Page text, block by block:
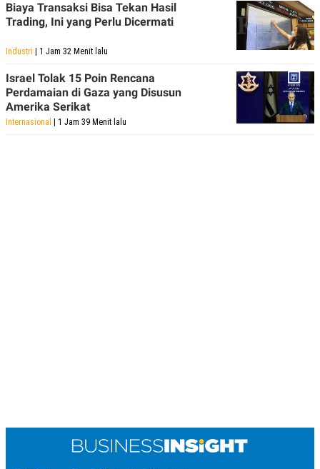
Biaya Transaksi Bisa Tekan Hasil
Trading, Ini yang Perlu Dicermati
Industri | 1 Jam 32 Menit lalu
Israel Tolak 15 Poin Rencana
Perdamaian di Gaza yang Disusun
Amerika Serikat
Internasional | 1 Jam 39 Menit lalu